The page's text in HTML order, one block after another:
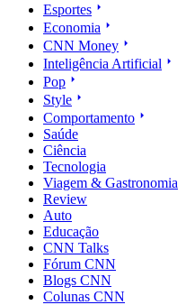
Esportes
Economia
CNN Money
Inteligência Artificial
Pop
Style
Comportamento
Saúde
Ciência
Tecnologia
Viagem & Gastronomia
Review
Auto
Educação
CNN Talks
Fórum CNN
Blogs CNN
Colunas CNN